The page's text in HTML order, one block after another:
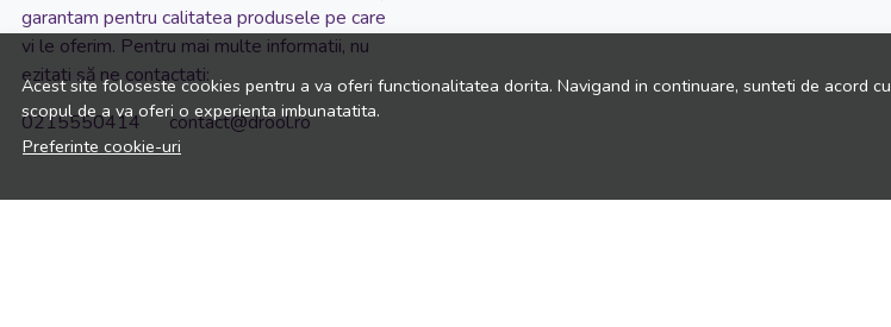
Acest site foloseste cookies pentru a va oferi functionalitatea dorita. Navigand in continuare, sunteti de acord cu
scopul de a va oferi o experienta imbunatatita.
Preferinte cookie-uri
garantam pentru calitatea produsele pe care
vi le oferim. Pentru mai multe informatii, nu
ezitati să ne contactati:
0215550414 contact@drool.ro